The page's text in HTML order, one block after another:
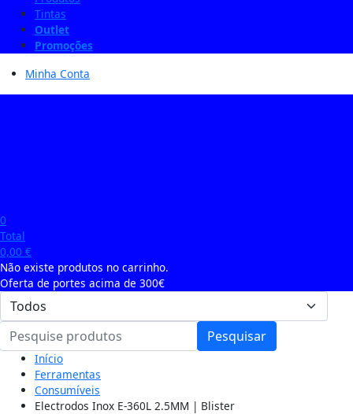
Tintas
Outlet
Promoções
Minha Conta
0
Total
0,00 €
Não existe produtos no carrinho.
Oferta de portes acima de 300€
Pesquisar
Início
Ferramentas
Consumíveis
Electrodos Inox E-360L 2.5MM | Blister